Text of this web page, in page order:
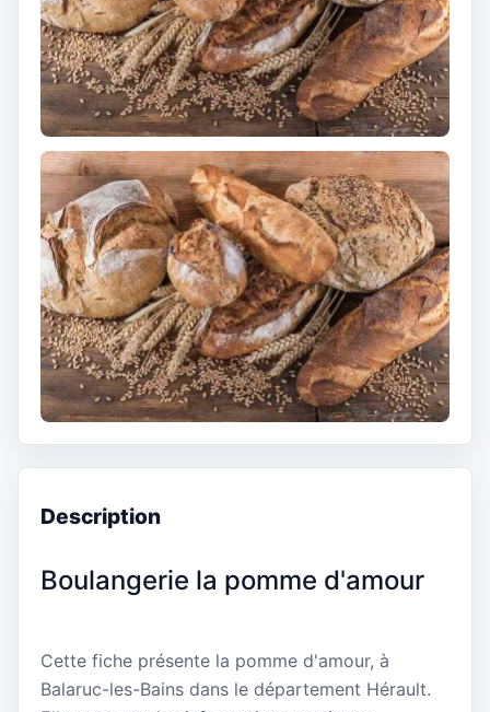
Description
Boulangerie la pomme d'amour
Cette fiche présente la pomme d'amour, à
Balaruc-les-Bains dans le département Hérault.